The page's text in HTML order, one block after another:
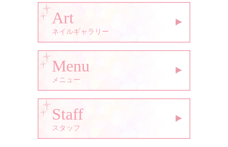
Art
ネイルギャラリー
Menu
メニュー
Staff
スタッフ